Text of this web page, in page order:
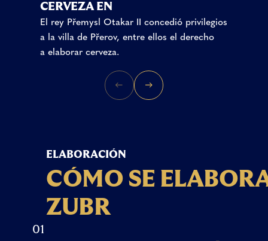
CERVEZA EN
El rey Přemysl Otakar II concedió privilegios
a la villa de Přerov, entre ellos el derecho
a elaborar cerveza.
ELABORACIÓN
CÓMO SE ELABOR
ZUBR
01